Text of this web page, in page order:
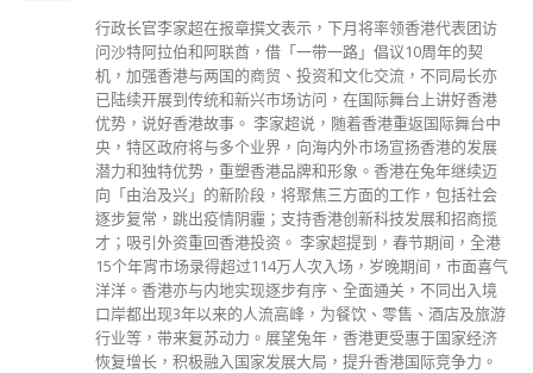
行政长官李家超在报章撰文表示，下月将率领香港代表团访
问沙特阿拉伯和阿联酋，借「一带一路」倡议10周年的契
机，加强香港与两国的商贸、投资和文化交流，不同局长亦
已陆续开展到传统和新兴市场访问，在国际舞台上讲好香港
优势，说好香港故事。 李家超说，随着香港重返国际舞台中
央，特区政府将与多个业界，向海内外市场宣扬香港的发展
潜力和独特优势，重塑香港品牌和形象。香港在兔年继续迈
向「由治及兴」的新阶段，将聚焦三方面的工作，包括社会
逐步复常，跳出疫情阴霾；支持香港创新科技发展和招商揽
才；吸引外资重回香港投资。 李家超提到，春节期间，全港
15个年宵市场录得超过114万人次入场，岁晚期间，市面喜气
洋洋。香港亦与内地实现逐步有序、全面通关，不同出入境
口岸都出现3年以来的人流高峰，为餐饮、零售、酒店及旅游
行业等，带来复苏动力。展望兔年，香港更受惠于国家经济
恢复增长，积极融入国家发展大局，提升香港国际竞争力。